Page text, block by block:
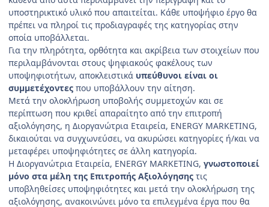
υποστηρικτικό υλικό που απαιτείται. Κάθε υποψήφιο έργο θα
πρέπει να πληροί τις προδιαγραφές της κατηγορίας στην
οποία υποβάλλεται.
Για την πληρότητα, ορθότητα και ακρίβεια των στοιχείων που
περιλαμβάνονται στους ψηφιακούς φακέλους των
υποψηφιοτήτων, αποκλειστικά υπεύθυνοι είναι οι
συμμετέχοντες που υποβάλλουν την αίτηση.
Μετά την ολοκλήρωση υποβολής συμμετοχών και σε
περίπτωση που κριθεί απαραίτητο από την επιτροπή
αξιολόγησης, η Διοργανώτρια Εταιρεία, ENERGY MARKETING,
δικαιούται να συγχωνεύσει, να ακυρώσει κατηγορίες ή/και να
μεταφέρει υποψηφιότητες σε άλλη κατηγορία.
Η Διοργανώτρια Εταιρεία, ENERGY MARKETING, γνωστοποιεί
μόνο στα μέλη της Επιτροπής Αξιολόγησης τις
υποβληθείσες υποψηφιότητες και μετά την ολοκλήρωση της
αξιολόγησης, ανακοινώνει μόνο τα επιλεγμένα έργα που θα